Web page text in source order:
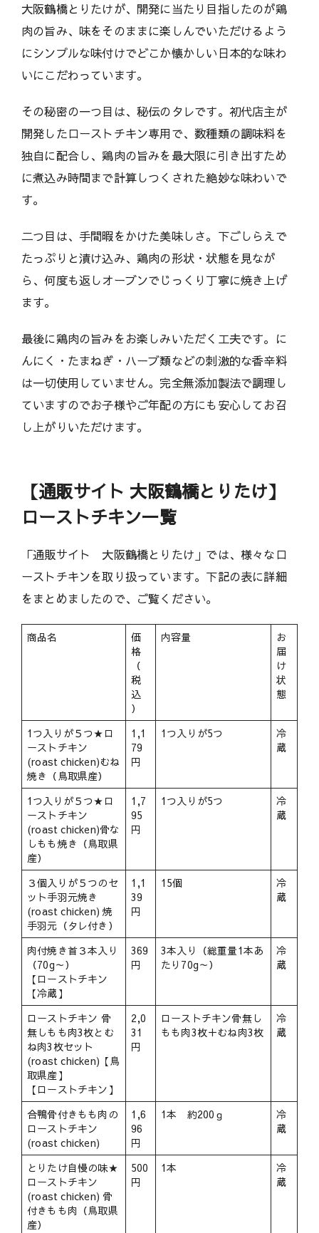
大阪鶴橋とりたけが、開発に当たり目指したのが鶏
肉の旨み、味をそのままに楽しんでいただけるよう
にシンプルな味付けでどこか懐かしい日本的な味わ
いにこだわっています。
その秘密の一つ目は、秘伝のタレです。初代店主が
開発したローストチキン専用で、数種類の調味料を
独自に配合し、鶏肉の旨みを最大限に引き出すため
に煮込み時間まで計算しつくされた絶妙な味わいで
す。
二つ目は、手間暇をかけた美味しさ。下ごしらえで
たっぷりと漬け込み、鶏肉の形状・状態を見なが
ら、何度も返しオーブンでじっくり丁寧に焼き上げ
ます。
最後に鶏肉の旨みをお楽しみいただく工夫です。に
んにく・たまねぎ・ハーブ類などの刺激的な香辛料
は一切使用していません。完全無添加製法で調理し
ていますのでお子様やご年配の方にも安心してお召
し上がりいただけます。
【通販サイト 大阪鶴橋とりたけ】
ローストチキン一覧
「通販サイト 大阪鶴橋とりたけ」では、様々なロ
ーストチキンを取り扱っています。下記の表に詳細
をまとめましたので、ご覧ください。
商品名
価
格
（
税
込
）
内容量
お
届
け
状
態
1つ入りが５つ★ロ
ーストチキン
(roast chicken)むね
焼き（鳥取県産）
1,1
79
円
1つ入りが5つ
冷
蔵
1つ入りが５つ★ロ
ーストチキン
(roast chicken)骨な
しもも焼き（鳥取県
産）
1,7
95
円
1つ入りが5つ
冷
蔵
３個入りが５つのセ
ット手羽元焼き
(roast chicken) 焼
手羽元（タレ付き）
1,1
39
円
15個
冷
蔵
肉付焼き首３本入り
（70g～）
【ローストチキン
【冷蔵】
369
円
3本入り（総重量1本あ
たり70g～）
冷
蔵
ローストチキン 骨
無しもも肉3枚とむ
ね肉3枚セット
(roast chicken)【鳥
取県産】
【ローストチキン】
2,0
31
円
ローストチキン骨無し
もも肉3枚＋むね肉3枚
冷
蔵
合鴨骨付きもも肉の
ローストチキン
(roast chicken)
1,6
96
円
1本 約200ｇ
冷
蔵
とりたけ自慢の味★
ローストチキン
(roast chicken) 骨
付きもも肉（鳥取県
産）
500
円
1本
冷
蔵